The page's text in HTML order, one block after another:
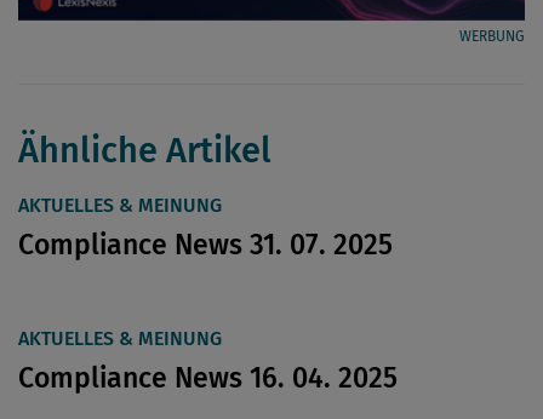
WERBUNG
Ähnliche Artikel
AKTUELLES & MEINUNG
Compliance News 31. 07. 2025
AKTUELLES & MEINUNG
Compliance News 16. 04. 2025